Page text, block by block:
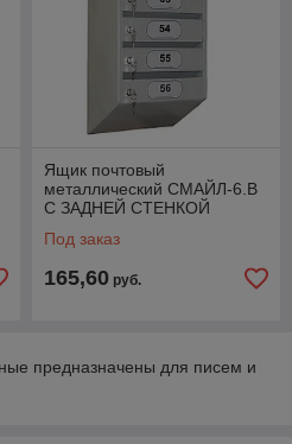
Ящик почтовый
металлический СМАЙЛ-6.В
С ЗАДНЕЙ СТЕНКОЙ
Под заказ
165,60 руб.
предназначены для писем и